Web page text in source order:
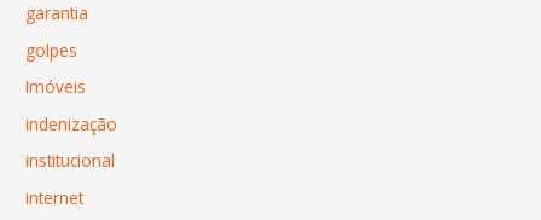
garantia
golpes
Imóveis
indenização
institucional
internet